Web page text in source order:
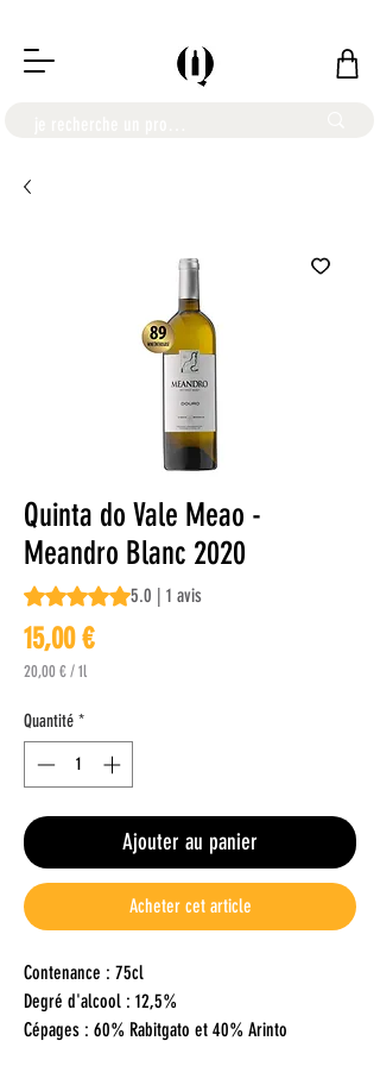
Quinta do Vale Meao -
Meandro Blanc 2020
La note est de 5.0 sur cinq étoiles selon 1
5.0 | 1 avis
15,00 €Prix
20,00 €/1l
pour
1
Quantité *
Ajouter au panier
Acheter cet article
Contenance : 75cl
Degré d'alcool : 12,5%
Cépages : 60% Rabitgato et 40% Arinto